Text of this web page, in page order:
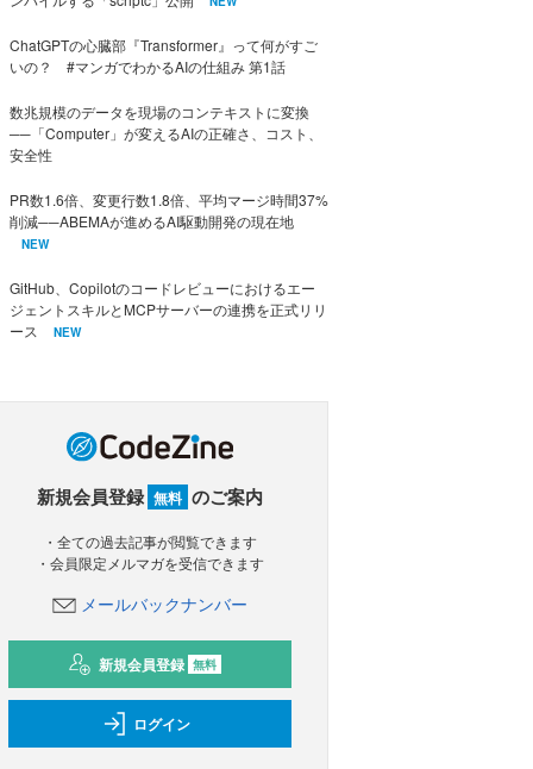
ChatGPTの心臓部『Transformer』って何がすご
いの？ #マンガでわかるAIの仕組み 第1話
数兆規模のデータを現場のコンテキストに変換
──「Computer」が変えるAIの正確さ、コスト、
安全性
PR数1.6倍、変更行数1.8倍、平均マージ時間37%
削減──ABEMAが進めるAI駆動開発の現在地
NEW
GitHub、Copilotのコードレビューにおけるエー
ジェントスキルとMCPサーバーの連携を正式リリ
ース
NEW
新規会員登録 無料 のご案内
・全ての過去記事が閲覧できます
・会員限定メルマガを受信できます
メールバックナンバー
新規会員登録 無料
ログイン